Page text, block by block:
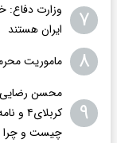
۷
وزارت دفاع:
ایران هستند
۸ ماموریت
۹
محسن
چیست و چرا